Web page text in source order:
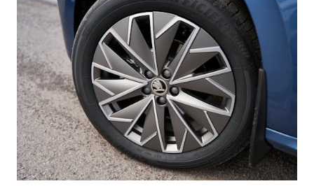
KAROQ
KODIAQ